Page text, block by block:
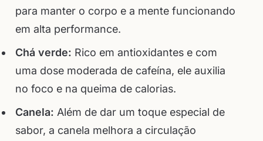
para manter o corpo e a mente funcionando
em alta performance.
Chá verde: Rico em antioxidantes e com
uma dose moderada de cafeína, ele auxilia
no foco e na queima de calorias.
Canela: Além de dar um toque especial de
sabor, a canela melhora a circulação